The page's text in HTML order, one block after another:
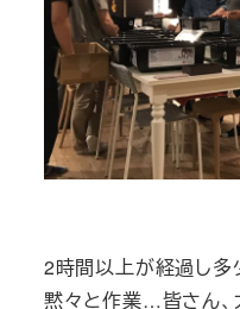
2時間以上が経過し
黙々と作業…皆さん、